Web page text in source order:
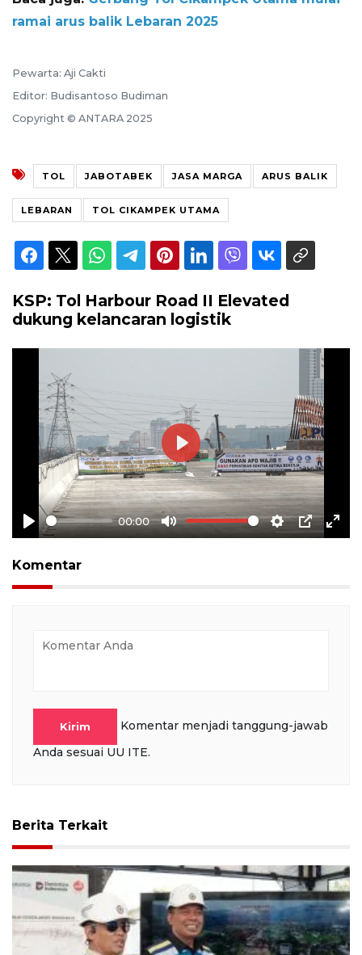
ramai arus balik Lebaran 2025
Pewarta: Aji Cakti
Editor: Budisantoso Budiman
Copyright © ANTARA 2025
TOL JABOTABEK JASA MARGA ARUS BALIK
LEBARAN TOL CIKAMPEK UTAMA
KSP: Tol Harbour Road II Elevated
dukung kelancaran logistik
Play
00:00
Mute Settings
PIP
Play
Komentar
Kirim
Komentar menjadi tanggung-jawab
Anda sesuai UU ITE.
Berita Terkait